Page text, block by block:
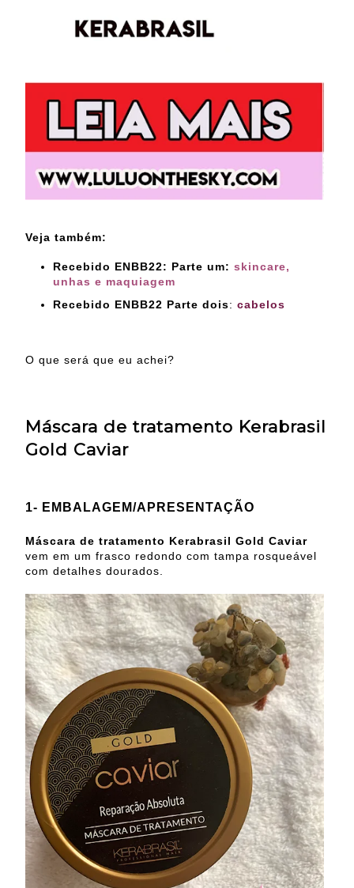
Veja também:
Recebido ENBB22: Parte um: skincare,
unhas e maquiagem
Recebido ENBB22 Parte dois: cabelos
O que será que eu achei?
Máscara de tratamento Kerabrasil
Gold Caviar
1- EMBALAGEM/APRESENTAÇÃO
Máscara de tratamento Kerabrasil Gold Caviar
vem em um frasco redondo com tampa rosqueável
com detalhes dourados.